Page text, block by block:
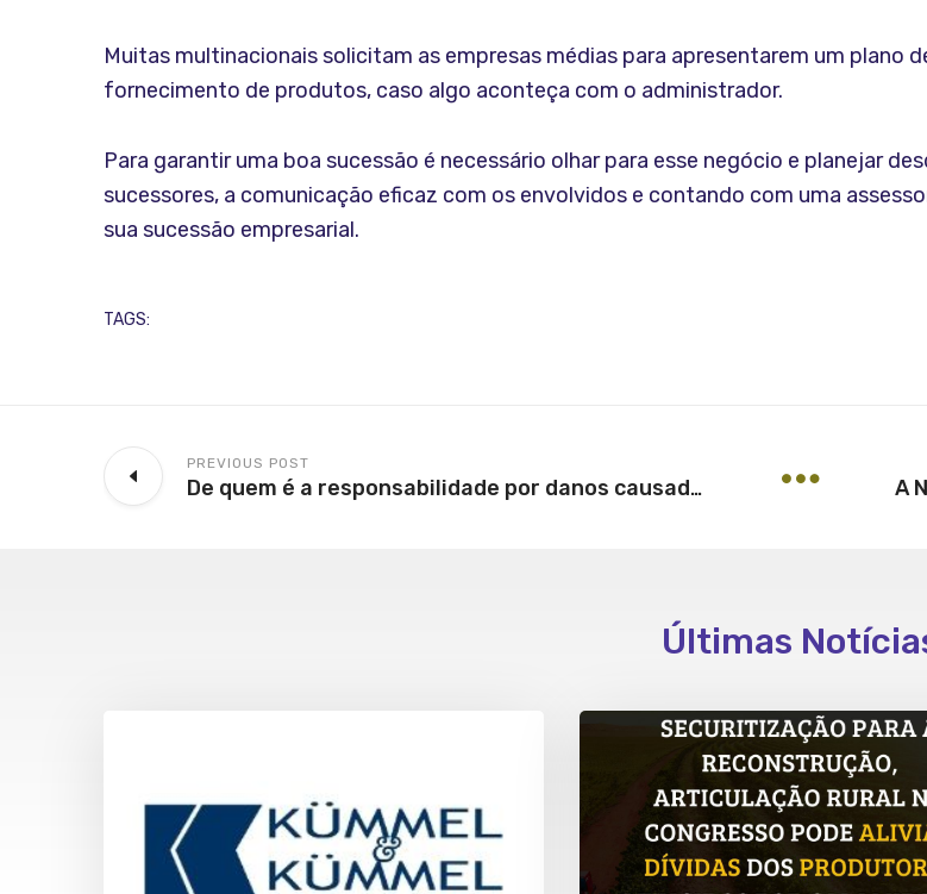
Muitas multinacionais solicitam as empresas médias para apresentarem um plano
fornecimento de produtos, caso algo aconteça com o administrador.
Para garantir uma boa sucessão é necessário olhar para esse negócio e planejar
sucessores, a comunicação eficaz com os envolvidos e contando com uma
sua sucessão empresarial.
TAGS:
PREVIOUS POST
De quem é a responsabilidade por danos causados por acidente em buracos e quebra molas?
Últimas